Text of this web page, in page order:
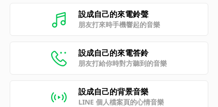
設成自己的來電鈴聲
朋友打來時手機響起的音樂
設成自己的來電答鈴
朋友打給你時對方聽到的音樂
設成自己的背景音樂
LINE 個人檔案頁的心情音樂